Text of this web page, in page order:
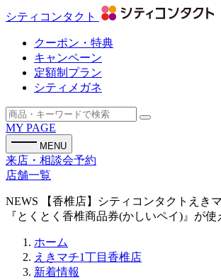
シティコンタクト
クーポン・特典
キャンペーン
定額制プラン
シティメガネ
MY PAGE
MENU
来店・相談会予約
店舗一覧
NEWS
【香椎店】シティコンタクトえき
『とくとく香椎商品券(かしいペイ)』が使
ホーム
えきマチ1丁目香椎店
新着情報